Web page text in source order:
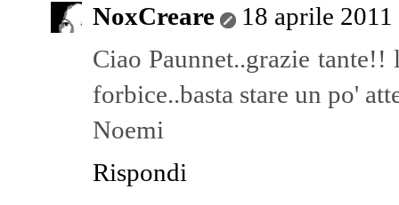
NoxCreare
18 aprile
Ciao Paunnet..grazie
forbice..basta stare un po'
Noemi
Rispondi